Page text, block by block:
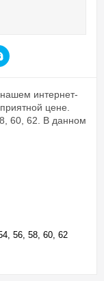
интернет-
цене.
60, 62. В данном
56, 58, 60, 62